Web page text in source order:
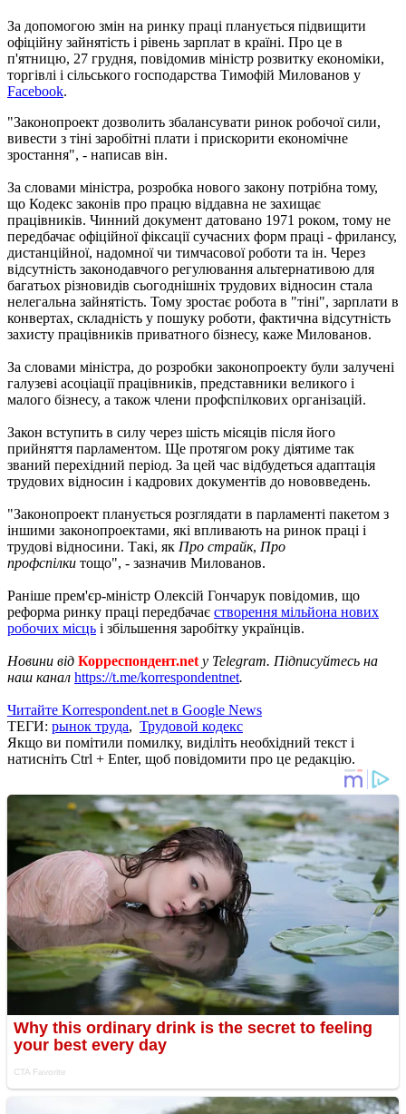
За допомогою змін на ринку праці планується підвищити
офіційну зайнятість і рівень зарплат в країні. Про це в
п'ятницю, 27 грудня, повідомив міністр розвитку економіки,
торгівлі і сільського господарства Тимофій Милованов у
Facebook.
"Законопроект дозволить збалансувати ринок робочої сили,
вивести з тіні заробітні плати і прискорити економічне
зростання", - написав він.
За словами міністра, розробка нового закону потрібна тому,
що Кодекс законів про працю віддавна не захищає
працівників. Чинний документ датовано 1971 роком, тому не
передбачає офіційної фіксації сучасних форм праці - фрилансу,
дистанційної, надомної чи тимчасової роботи та ін. Через
відсутність законодавчого регулювання альтернативою для
багатьох різновидів сьогоднішніх трудових відносин стала
нелегальна зайнятість. Тому зростає робота в "тіні", зарплати в
конвертах, складність у пошуку роботи, фактична відсутність
захисту працівників приватного бізнесу, каже Милованов.
За словами міністра, до розробки законопроекту були залучені
галузеві асоціації працівників, представники великого і
малого бізнесу, а також члени профспілкових організацій.
Закон вступить в силу через шість місяців після його
прийняття парламентом. Ще протягом року діятиме так
званий перехідний період. За цей час відбудеться адаптація
трудових відносин і кадрових документів до нововведень.
"Законопроект планується розглядати в парламенті пакетом з
іншими законопроектами, які впливають на ринок праці і
трудові відносини. Такі, як Про страйк, Про
профспілки тощо", - зазначив Милованов.
Раніше прем'єр-міністр Олексій Гончарук повідомив, що
реформа ринку праці передбачає створення мільйона нових
робочих місць і збільшення заробітку українців.
Новини від Корреспондент.net у Telegram. Підписуйтесь на
наш канал https://t.me/korrespondentnet.
Читайте Korrespondent.net в Google News
ТЕГИ: рынок труда, Трудовой кодекс
Якщо ви помітили помилку, виділіть необхідний текст і
натисніть Ctrl + Enter, щоб повідомити про це редакцію.